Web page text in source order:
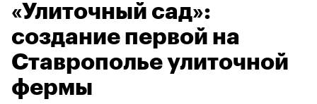
«Улиточный сад»:
создание первой на
Ставрополье улиточной
фермы